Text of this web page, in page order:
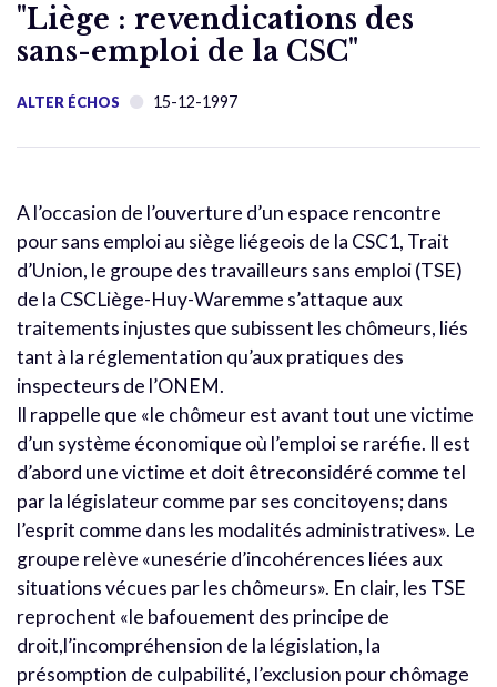
"Liège : revendications des
sans-emploi de la CSC"
ALTER ÉCHOS 15-12-1997
A l’occasion de l’ouverture d’un espace rencontre
pour sans emploi au siège liégeois de la CSC1, Trait
d’Union, le groupe des travailleurs sans emploi (TSE)
de la CSCLiège-Huy-Waremme s’attaque aux
traitements injustes que subissent les chômeurs, liés
tant à la réglementation qu’aux pratiques des
inspecteurs de l’ONEM.
Il rappelle que «le chômeur est avant tout une victime
d’un système économique où l’emploi se raréfie. Il est
d’abord une victime et doit êtreconsidéré comme tel
par la législateur comme par ses concitoyens; dans
l’esprit comme dans les modalités administratives». Le
groupe relève «unesérie d’incohérences liées aux
situations vécues par les chômeurs». En clair, les TSE
reprochent «le bafouement des principe de
droit,l’incompréhension de la législation, la
présomption de culpabilité, l’exclusion pour chômage